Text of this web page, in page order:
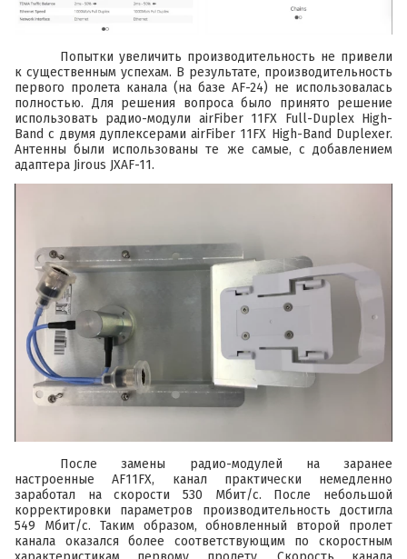
Попытки увеличить производительность не привели
к существенным успехам. В результате, производительность
первого пролета канала (на базе AF-24) не использовалась
полностью. Для решения вопроса было принято решение
использовать радио-модули airFiber 11FX Full-Duplex High-
Band с двумя дуплексерамиairFiber 11FX High-Band Duplexer.
Антенны были использованы те же самые, с добавлением
адаптера Jirous JXAF-11.
После замены радио-модулей на заранее
настроенныеAF11FX, канал практически немедленно
заработал на скорости 530 Мбит/с. После небольшой
корректировки параметров производительность достигла
549 Мбит/с. Таким образом, обновленный второй пролет
канала оказался более соответствующим по скоростным